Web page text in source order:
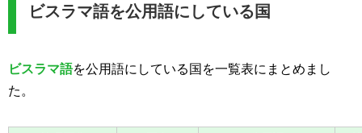
ビスラマ語を公用語にしている国
ビスラマ語を公用語にしている国を一覧表にまとめまし
た。